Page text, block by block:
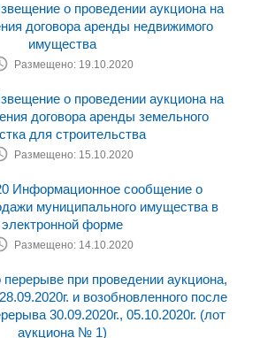
о проведении аукциона на
договора аренды недвижимого
имущества
Размещено: 19.10.2020
о проведении аукциона на
договора аренды земельного
для строительства
Размещено: 15.10.2020
Информационное сообщение о
муниципального имущества в
электронной форме
Размещено: 14.10.2020
при проведении аукциона,
и возобновленного после
30.09.2020г., 05.10.2020г. (лот
аукциона № 1)